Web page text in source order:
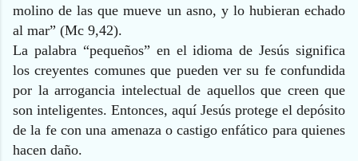
molino de las que mueve un asno, y lo hubieran echado
al mar” (Mc 9,42).
La palabra “pequeños” en el idioma de Jesús significa
los creyentes comunes que pueden ver su fe confundida
por la arrogancia intelectual de aquellos que creen que
son inteligentes. Entonces, aquí Jesús protege el depósito
de la fe con una amenaza o castigo enfático para quienes
hacen daño.